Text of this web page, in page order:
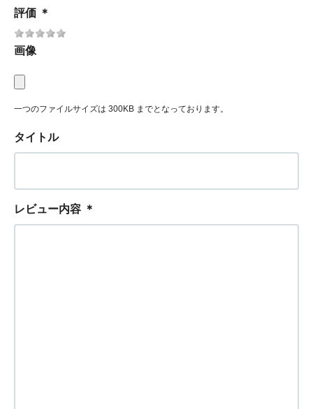
評価 ＊
画像
一つのファイルサイズは 300KB までとなっております。
タイトル
レビュー内容 ＊